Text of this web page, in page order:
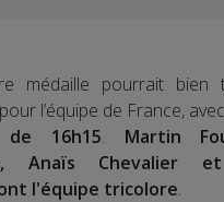
médaille pourrait bien
l’équipe de France, avec
16h15. Martin
Anaïs Chevalier
l'équipe tricolore.